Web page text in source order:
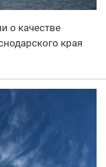
о качестве
края